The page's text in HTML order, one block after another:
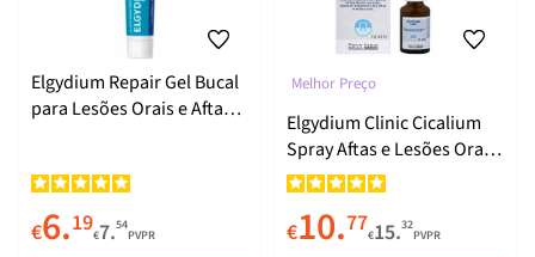
Elgydium Repair Gel Bucal
para Lesões Orais e Aftas
€6.19€7.54
PVPR
Melhor Preço
Elgydium Clinic Cicalium
Spray Aftas e Lesões Orais
15ml
€10.77€15.32
PVPR